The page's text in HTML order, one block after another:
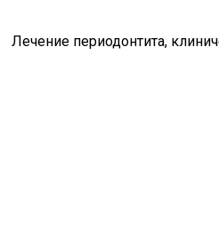
Лечение периодонтита,